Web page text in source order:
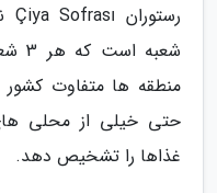
منطقه ها متفاوت کشور
حتی خیلی از محلی
غذاها را تشخیص دهد.